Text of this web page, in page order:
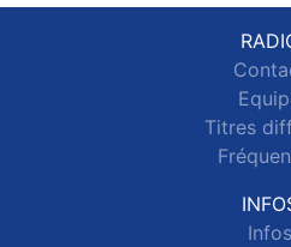
Titres
Infos